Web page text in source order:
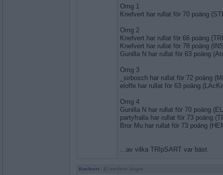
Omg 1
Knefvert har rullat för 70 poäng
Omg 2
Knefvert har rullat för 66 poäng
Knefvert har rullat för 78 poäng
Gunilla N har rullat för 63 poäng
Omg 3
_sirbosch har rullat för 72 poäng
eloffe har rullat för 63 poäng
Omg 4
Gunilla N har rullat för 70 poäng
partyfralla har rullat för 73 poäng
Bror Mu har rullat för 73 poäng
...av vilka TRIpSART var bäst.
Knefvert - Ej medlem längre